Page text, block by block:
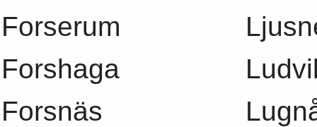
Forserum
Forshaga
Forsnäs